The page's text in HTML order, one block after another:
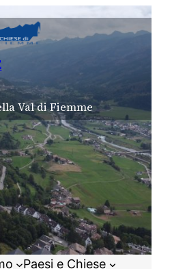
Val di Fiemme
Paesi e Chiese